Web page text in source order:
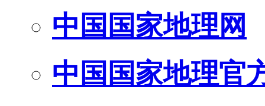
中国国家地理网
中国国家地理官